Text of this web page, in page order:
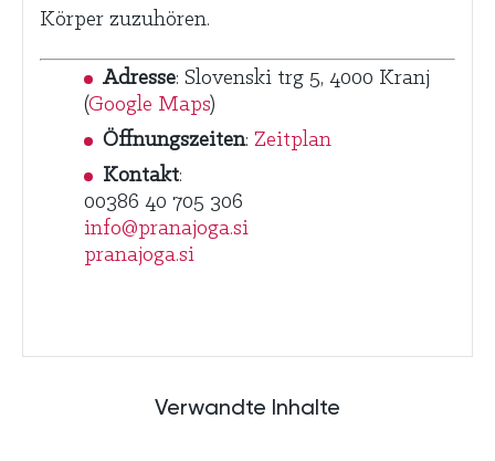
Körper zuzuhören.
Adresse: Slovenski trg 5, 4000 Kranj
(Google Maps)
Öffnungszeiten: Zeitplan
Kontakt:
00386 40 705 306
info@pranajoga.si
pranajoga.si
Verwandte Inhalte